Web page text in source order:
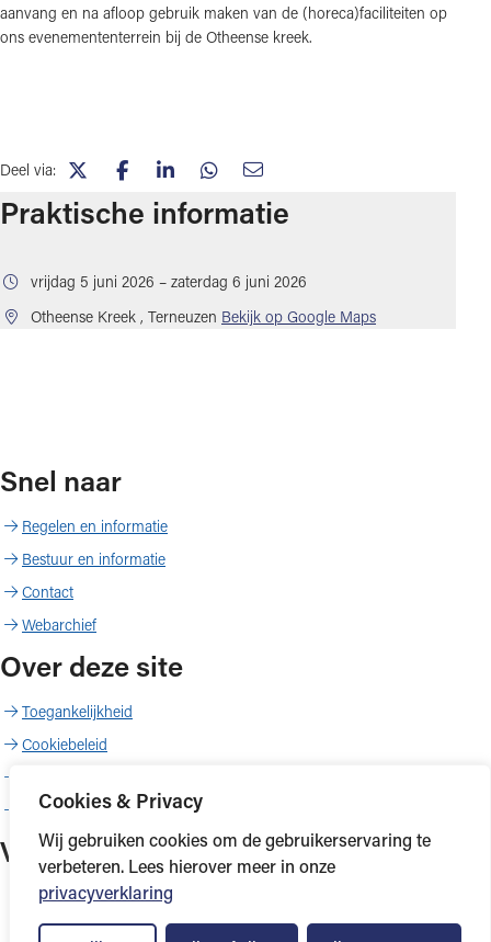
Cookies & Privacy
Wij gebruiken cookies om de gebruikerservaring te
verbeteren. Lees hierover meer in onze
privacyverklaring
aanvang en na afloop gebruik maken van de (horeca)faciliteiten op
ons evenemententerrein bij de Otheense kreek.
Deel via:
(opent in nieuw tabblad)
(opent in nieuw tabblad)
(opent in nieuw tabblad)
(opent in nieuw tabblad)
(opent in nieuw tabblad)
Praktische informatie
vrijdag 5 juni 2026 – zaterdag 6 juni 2026
Otheense Kreek , Terneuzen Bekijk op Google Maps(opent in nieuw
Snel naar
Regelen en informatie
Bestuur en informatie
Contact
Webarchief
Over deze site
Toegankelijkheid
Cookiebeleid
Copyright
Volg ons
LinkedIn YouTube Facebook Instagram WhatsApp